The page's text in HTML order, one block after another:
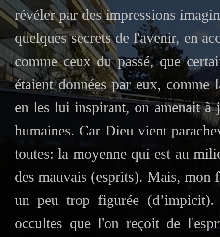
révéler par des impressions
quelques secrets de l'avenir, en
comme ceux du passé, que
étaient données par eux,
en les lui inspirant, on amenait à
humaines. Car Dieu vient
toutes: la moyenne qui est au
des mauvais (esprits). Mais, mon
un peu trop figurée
occultes que l'on reçoit de